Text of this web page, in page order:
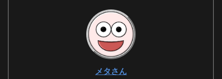
メタさん